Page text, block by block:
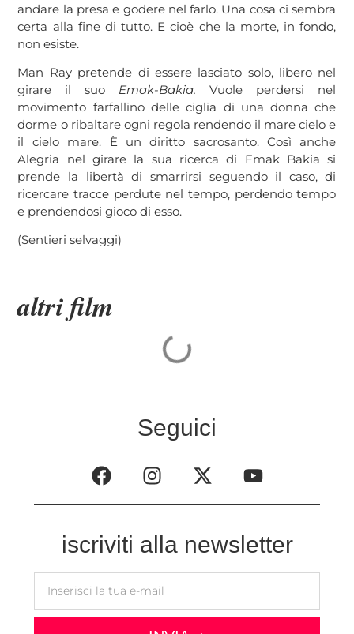
andare la presa e godere nel farlo. Una cosa ci sembra
certa alla fine di tutto. E cioè che la morte, in fondo,
non esiste.
Man Ray pretende di essere lasciato solo, libero nel
girare il suo Emak-Bakia.Vuole perdersi nel
movimento farfallino delle ciglia di una donna che
dorme o ribaltare ogni regola rendendo il mare cielo e
il cielo mare. È un diritto sacrosanto. Così anche
Alegria nel girare la sua ricerca di Emak Bakia si
prende la libertà di smarrirsi seguendo il caso, di
ricercare tracce perdute nel tempo, perdendo tempo
e prendendosi gioco di esso.
(Sentieri selvaggi)
altri film
Seguici
iscriviti alla newsletter